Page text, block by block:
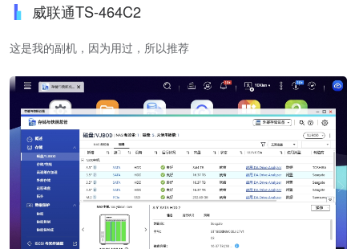
威联通TS-464C2
这是我的副机，因为用过，所以推荐